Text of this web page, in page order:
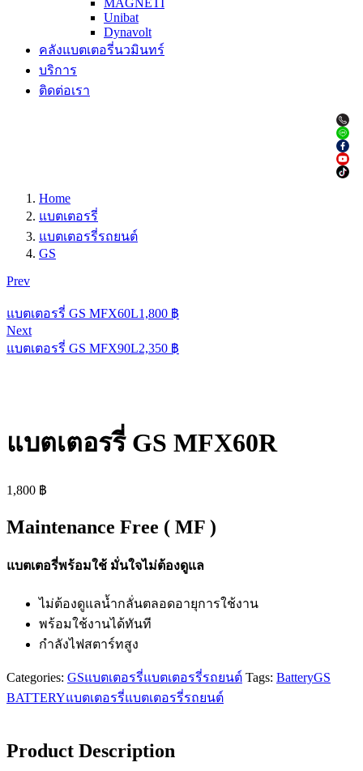
MAGNETI
Unibat
Dynavolt
คลังแบตเตอรี่นวมินทร์
บริการ
ติดต่อเรา
Home
แบตเตอรรี่
แบตเตอรรี่รถยนต์
GS
Prev
แบตเตอรรี่ GS MFX60L1,800 ฿
Next
แบตเตอรรี่ GS MFX90L2,350 ฿
แบตเตอรรี่ GS MFX60R
1,800 ฿
Maintenance Free ( MF )
แบตเตอรี่พร้อมใช้ มั่นใจไม่ต้องดูแล
ไม่ต้องดูแลน้ำกลั่นตลอดอายุการใช้งาน
พร้อมใช้งานได้ทันที
กำลังไฟสตาร์ทสูง
Categories: GSแบตเตอรรี่แบตเตอรรี่รถยนต์ Tags: BatteryGS
BATTERYแบตเตอรรี่แบตเตอรรี่รถยนต์
Product Description